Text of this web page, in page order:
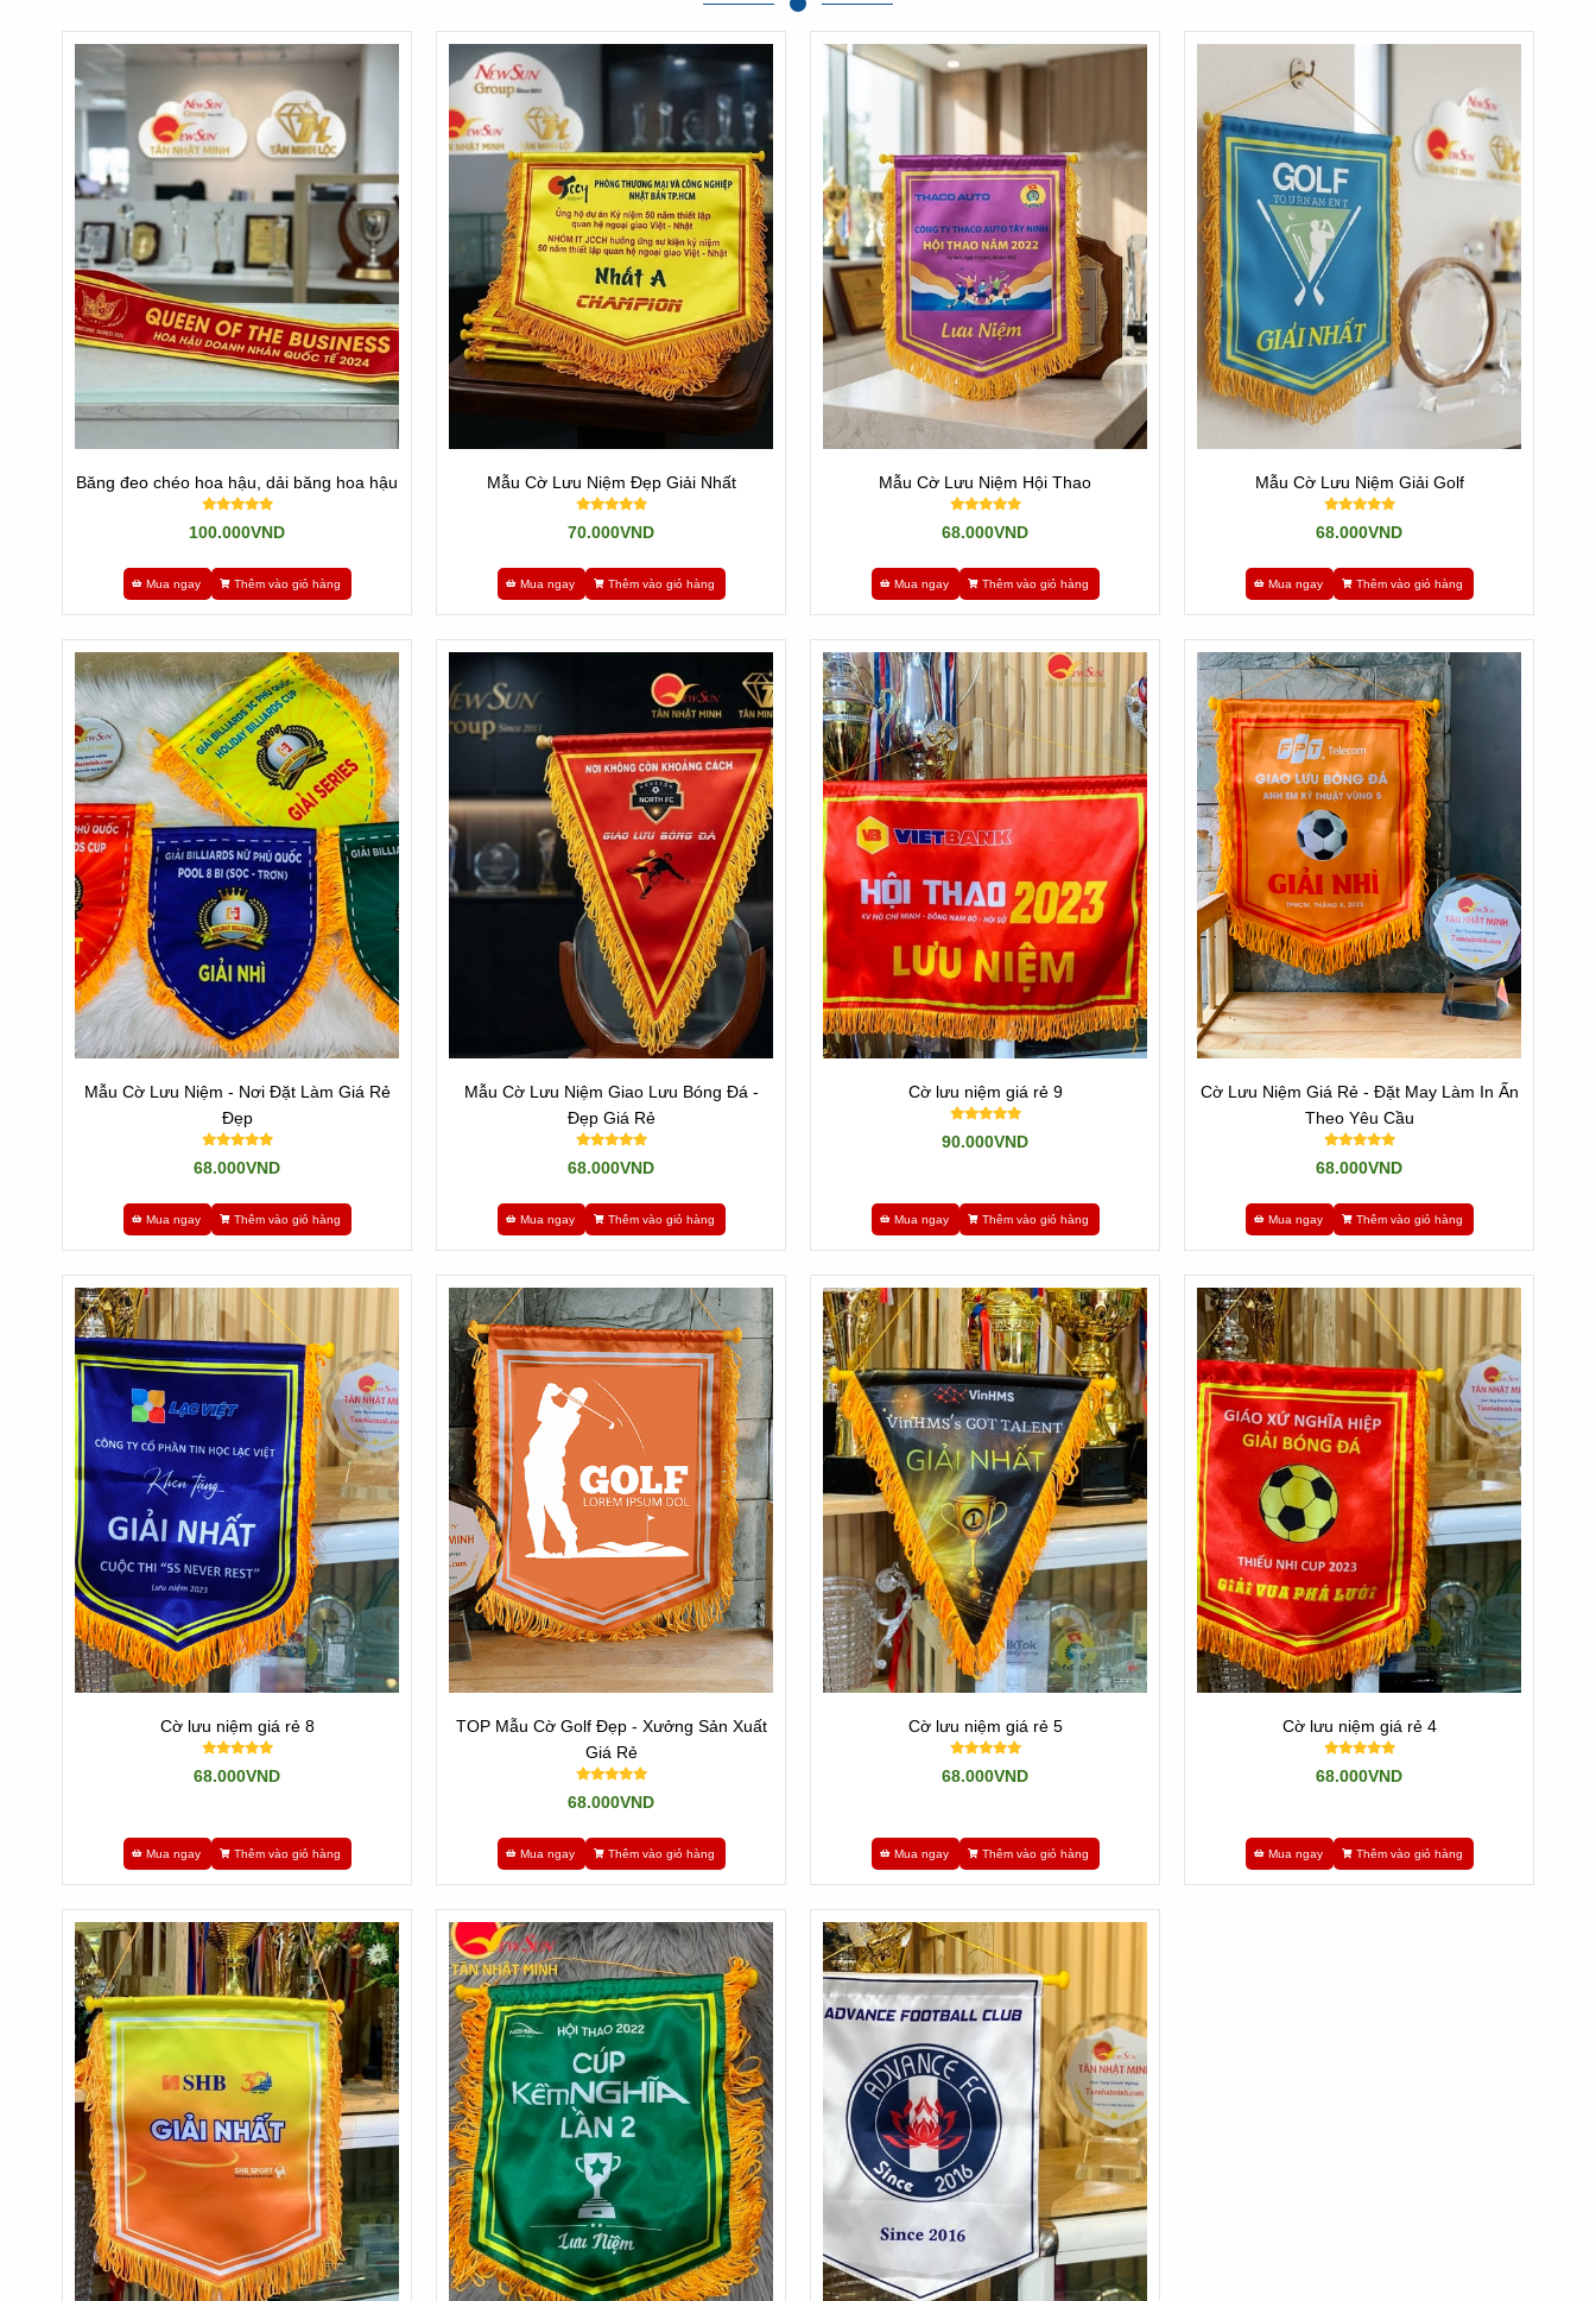
1 đơn vị uy tín top đầu, đã có hơn
trong ngành
- in Kỷ niệm chương, Bảng vinh danh, Cúp vinh danh, Cúp thể thao, Cúp lưu niệm, Cúp pha lê, Cúp thủy tinh, Huy chương, Cờ lưu niệm, Cúp golf,
Thiết kế miễn phí, bào trì
I. Lợi Ích Của Cờ Lưu Niệm Bida Trong cộng đồng
Cờ lưu niệm bida không chỉ có giá trị đối với những vận động viên và câu lạc bộ, mà còn mang lại đa dạng lợi ích cho tập thể, các lợi ích này bao gồm:
Khích lệ và động viên: những mẫu cờ lưu niệm được khen tặng trong các sự kiện và giải đấu là nguồn động viên to lớn cho những cơ thủ. Chúng động viên họ quyết tâm hơn nữa, không chỉ
để giành thắng cuộc mà còn để đạt được các cột mốc thế hệ trong sự nghiệp thi đấu của mình.
Xây dựng tinh thần thể thao: Cờ lưu niệm giúp củng cố tinh thần thể thao lành mạnh, khuyến khích sự công bằng và tinh thần đồng đội. Chúng là biểu tượng của sự quyết tâm và cống hiến,
tạo nên một môi trường thi đấu tích cực và đầy tâm huyết.
II. Cờ Lưu Niệm Bida Có Ý Nghĩa Gì?
Cờ lưu niệm bida không chỉ đơn thuần là một vật phẩm trang trí, mà còn mang trong mình nhiều ý nghĩa sâu sắc. Trước hết, chúng là tượng trưng của sự chiến thắng, ghi nhận chiến thắng
và quyết tâm của những vận động viên trong giai đoạn thi đấu. Đối với các cơ thủ bida, việc nhận được một cái cờ lưu niệm không chỉ là sự động viên nhưng mà còn là niềm tự hào về
những gì họ đã đạt được.
Ngoài ra, cờ lưu niệm bida còn biểu hiện sự gắn kết và tinh thần bằng hữu. Trong những câu lạc bộ bida, việc khen tặng cờ lưu niệm cho những thành viên có đóng góp xuất sắc giúp thi
công nên một môi trường thi đấu lành mạnh.
Băng đeo chéo hoa hậu, dải băng hoa hậu
100.000VND
Mua ngay Thêm vào giỏ hàng
Mẫu Cờ Lưu Niệm Đẹp Giải Nhất
70.000VND
Mua ngay Thêm vào giỏ hàng
Mẫu Cờ Lưu Niệm Hội Thao
68.000VND
Mua ngay Thêm vào giỏ hàng
Mẫu Cờ Lưu Niệm Giải Golf
68.000VND
Mua ngay Thêm vào giỏ hàng
Mẫu Cờ Lưu Niệm - Nơi Đặt Làm Giá Rẻ
Đẹp
68.000VND
Mua ngay Thêm vào giỏ hàng
Mẫu Cờ Lưu Niệm Giao Lưu Bóng Đá -
Đẹp Giá Rẻ
68.000VND
Mua ngay Thêm vào giỏ hàng
Cờ lưu niệm giá rẻ 9
90.000VND
Mua ngay Thêm vào giỏ hàng
Cờ Lưu Niệm Giá Rẻ - Đặt May Làm In Ấn
Theo Yêu Cầu
68.000VND
Mua ngay Thêm vào giỏ hàng
Cờ lưu niệm giá rẻ 8
68.000VND
Mua ngay Thêm vào giỏ hàng
TOP Mẫu Cờ Golf Đẹp - Xưởng Sản Xuất
Giá Rẻ
68.000VND
Mua ngay Thêm vào giỏ hàng
Cờ lưu niệm giá rẻ 5
68.000VND
Mua ngay Thêm vào giỏ hàng
Cờ lưu niệm giá rẻ 4
68.000VND
Mua ngay Thêm vào giỏ hàng